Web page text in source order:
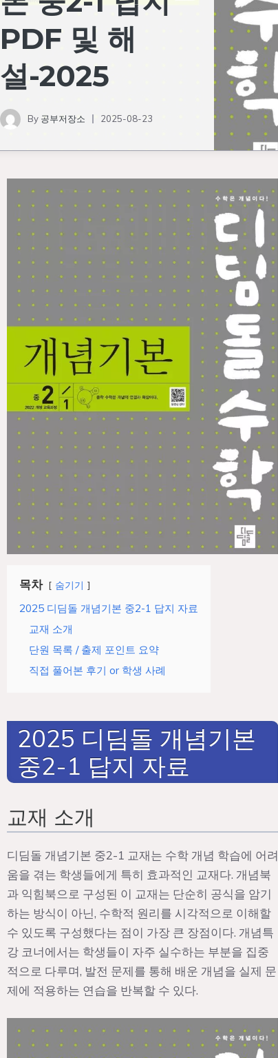
PDF 및 해
설-2025
By 공부저장소 2025-08-23
목차 숨기기
2025 디딤돌 개념기본 중2-1 답지 자료
교재 소개
단원 목록 / 출제 포인트 요약
직접 풀어본 후기 or 학생 사례
2025 디딤돌 개념기본
중2-1 답지 자료
교재 소개
디딤돌 개념기본 중2-1 교재는 수학 개념 학습에 어려
움을 겪는 학생들에게 특히 효과적인 교재다. 개념북
과 익힘북으로 구성된 이 교재는 단순히 공식을 암기
하는 방식이 아닌, 수학적 원리를 시각적으로 이해할
수 있도록 구성했다는 점이 가장 큰 장점이다. 개념특
강 코너에서는 학생들이 자주 실수하는 부분을 집중
적으로 다루며, 발전 문제를 통해 배운 개념을 실제 문
제에 적용하는 연습을 반복할 수 있다.